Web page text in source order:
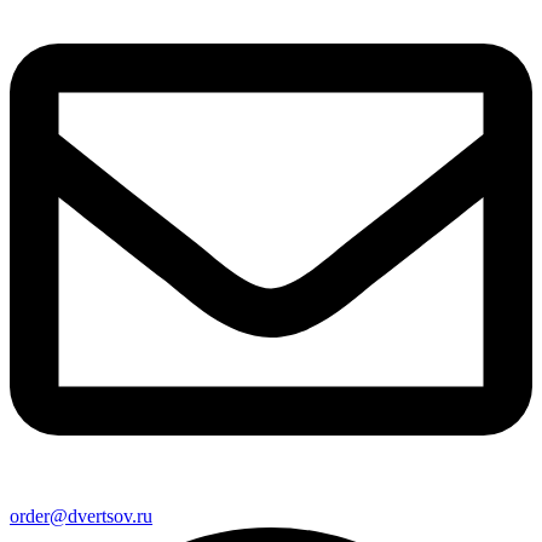
order@dvertsov.ru